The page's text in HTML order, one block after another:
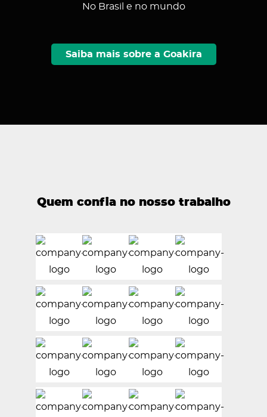
No Brasil e no mundo
Saiba mais sobre a Goakira
Quem confia no nosso trabalho